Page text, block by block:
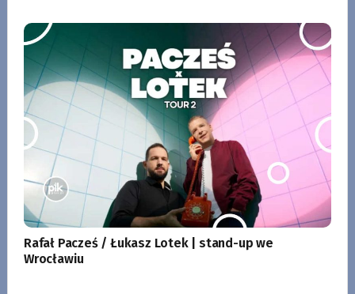
Rafał Pacześ / Łukasz Lotek | stand-up we
Wrocławiu